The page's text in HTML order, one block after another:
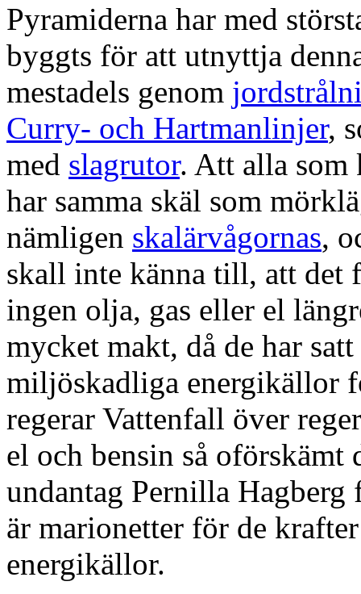
Pyramiderna har med
byggts för att utnyttja
mestadels genom
Curry- och Hartmanlinjer,
med slagrutor. Att alla som
har samma skäl som
nämligen skalärvågornas,
skall inte känna till, att det
ingen olja, gas eller el
mycket makt, då de har
miljöskadliga energikällor
regerar Vattenfall över
el och bensin så oförskämt
undantag Pernilla
är marionetter för de
energikällor.